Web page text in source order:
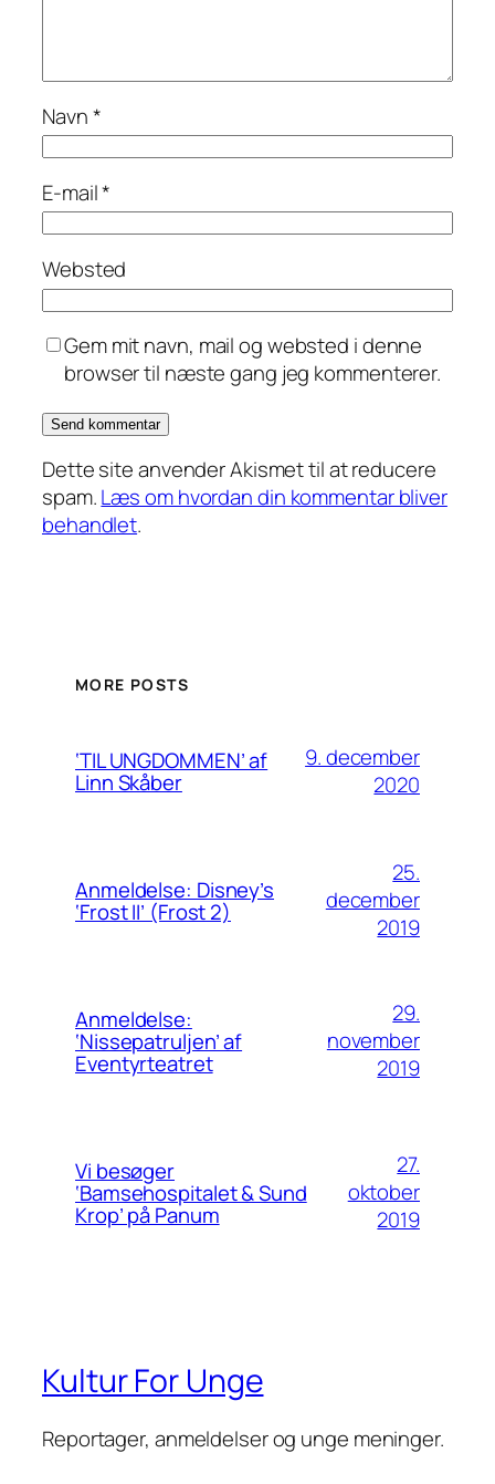
Navn*
E-mail*
Websted
Gem mit navn, mail og websted i denne
browser til næste gang jeg kommenterer.
Dette site anvender Akismet til at reducere
spam.Læs om hvordan din kommentar bliver
behandlet.
MORE POSTS
‘TIL UNGDOMMEN’ af
Linn Skåber
9. december
2020
Anmeldelse: Disney’s
‘Frost II’ (Frost 2)
25.
december
2019
Anmeldelse:
‘Nissepatruljen’ af
Eventyrteatret
29.
november
2019
Vi besøger
‘Bamsehospitalet & Sund
Krop’ på Panum
27.
oktober
2019
Kultur For Unge
Reportager, anmeldelser og unge meninger.